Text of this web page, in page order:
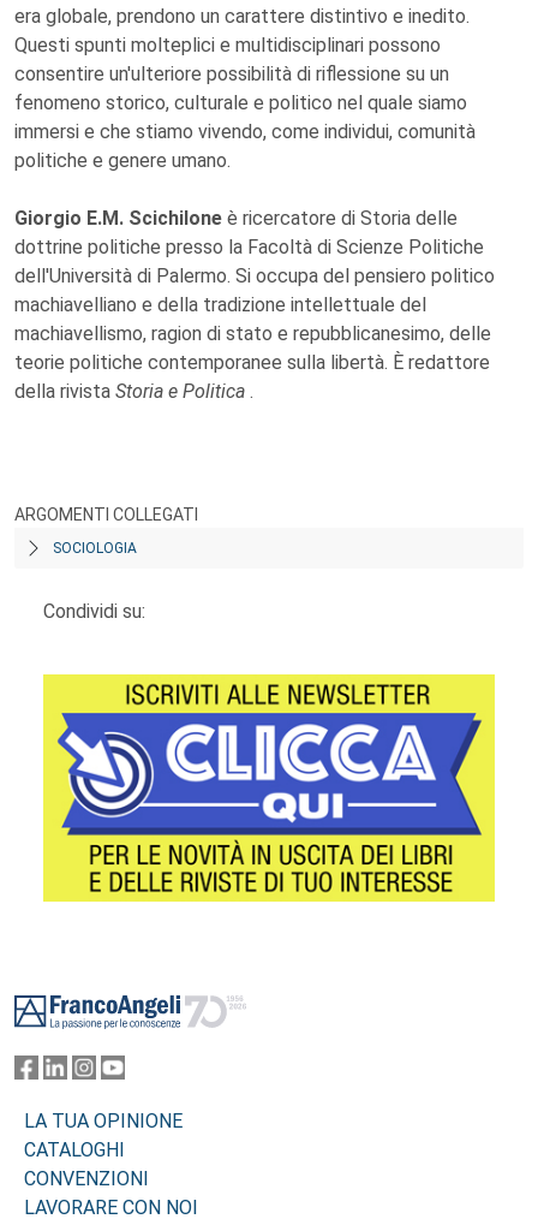
era globale, prendono un carattere distintivo e inedito.
Questi spunti molteplici e multidisciplinari possono
consentire un'ulteriore possibilità di riflessione su un
fenomeno storico, culturale e politico nel quale siamo
immersi e che stiamo vivendo, come individui, comunità
politiche e genere umano.
Giorgio E.M. Scichilone è ricercatore di Storia delle
dottrine politiche presso la Facoltà di Scienze Politiche
dell'Università di Palermo. Si occupa del pensiero politico
machiavelliano e della tradizione intellettuale del
machiavellismo, ragion di stato e repubblicanesimo, delle
teorie politiche contemporanee sulla libertà. È redattore
della rivista Storia e Politica .
ARGOMENTI COLLEGATI
SOCIOLOGIA
Condividi su:
LA TUA OPINIONE
CATALOGHI
CONVENZIONI
LAVORARE CON NOI